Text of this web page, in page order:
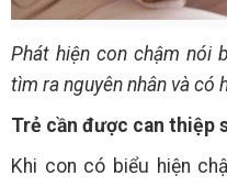
Phát hiện con chậm nói
tìm ra nguyên nhân và có
Trẻ cần được can thiệp
Khi con có biểu hiện